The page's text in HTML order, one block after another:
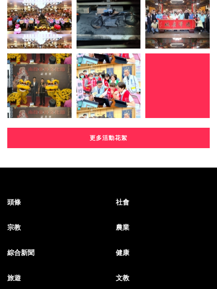
更多活動花絮
頭條 社會
宗教 農業
綜合新聞 健康
旅遊 文教